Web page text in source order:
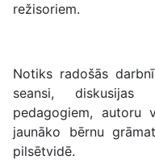
režisoriem.
Notiks radošās
seansi,
pedagogiem, autoru
jaunāko bērnu
pilsētvidē.